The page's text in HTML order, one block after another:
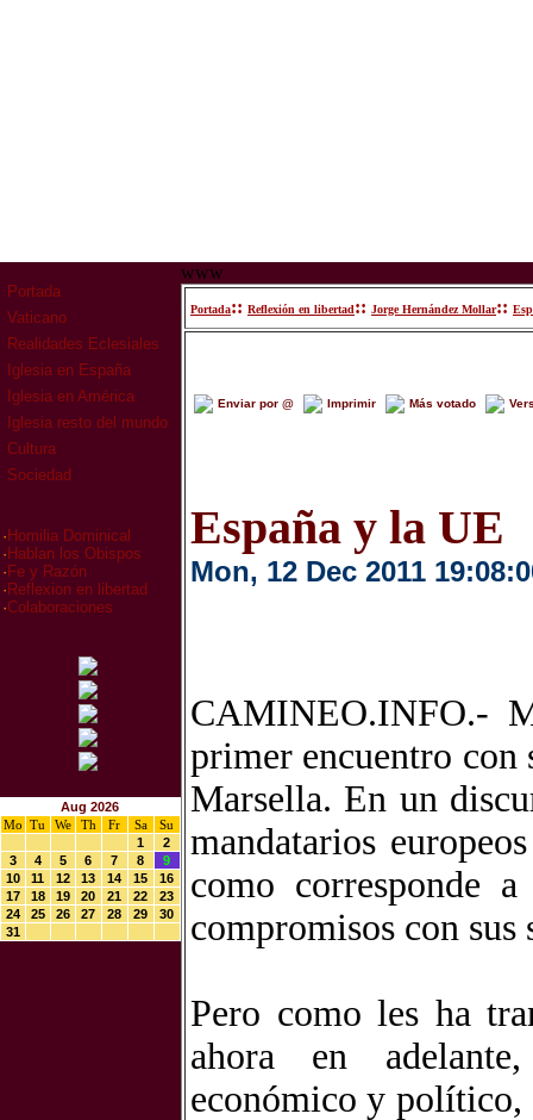
Portada
Vaticano
Realidades Eclesiales
Iglesia en España
Iglesia en América
Iglesia resto del mundo
Cultura
Sociedad
· Homilia Dominical
· Hablan los Obispos
· Fe y Razón
· Reflexion en libertad
·Colaboraciones
Aug 2026
Mo
Tu We Th Fr Sa
Su
1
2
3
4 5 6 7 8
9
10
11 12 13 14 15
16
17
18 19 20 21 22
23
24
25 26 27 28 29
30
31
www
Portada:: Reflexión en libertad:: Jorge Hernández Mollar::
Enviar por @ Imprimir Más votado
España y la UE
Mon, 12 Dec 2011
CAMINEO.INFO.-
primer encuentro con
Marsella. En un
mandatarios
como corresponde
compromisos con sus
Pero como les ha
ahora en
económico y político,